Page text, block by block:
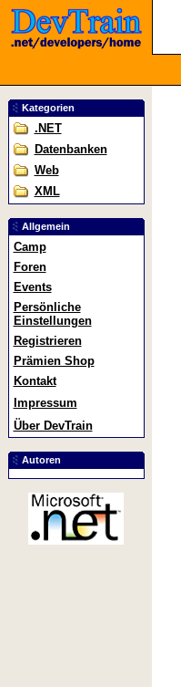
Kategorien
.NET
Datenbanken
Web
XML
Allgemein
Camp
Foren
Events
Persönliche
Einstellungen
Registrieren
Prämien Shop
Kontakt
Impressum
Über DevTrain
Autoren